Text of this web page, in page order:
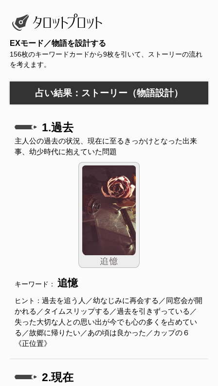
EXモード／物語を設計する
156枚のキーワードカードから9枚を引いて、ストーリーの流れ
を考えます。
占い結果：ストーリー（物語設計）
1.過去
主人公の過去の状況、現在に至るきっかけとなった出来
事、幼少時代に抱えていた問題
キーワード： 追憶
ヒント： 過去を追う人／幼なじみに再会する／同窓会が開
かれる／タイムスリップする／過去を引きずっている／
失った大切な人との思い出が今でも心の多くを占めてい
る／故郷に帰りたい／あの頃は良かった／カップの６
《正位置》
2.現在